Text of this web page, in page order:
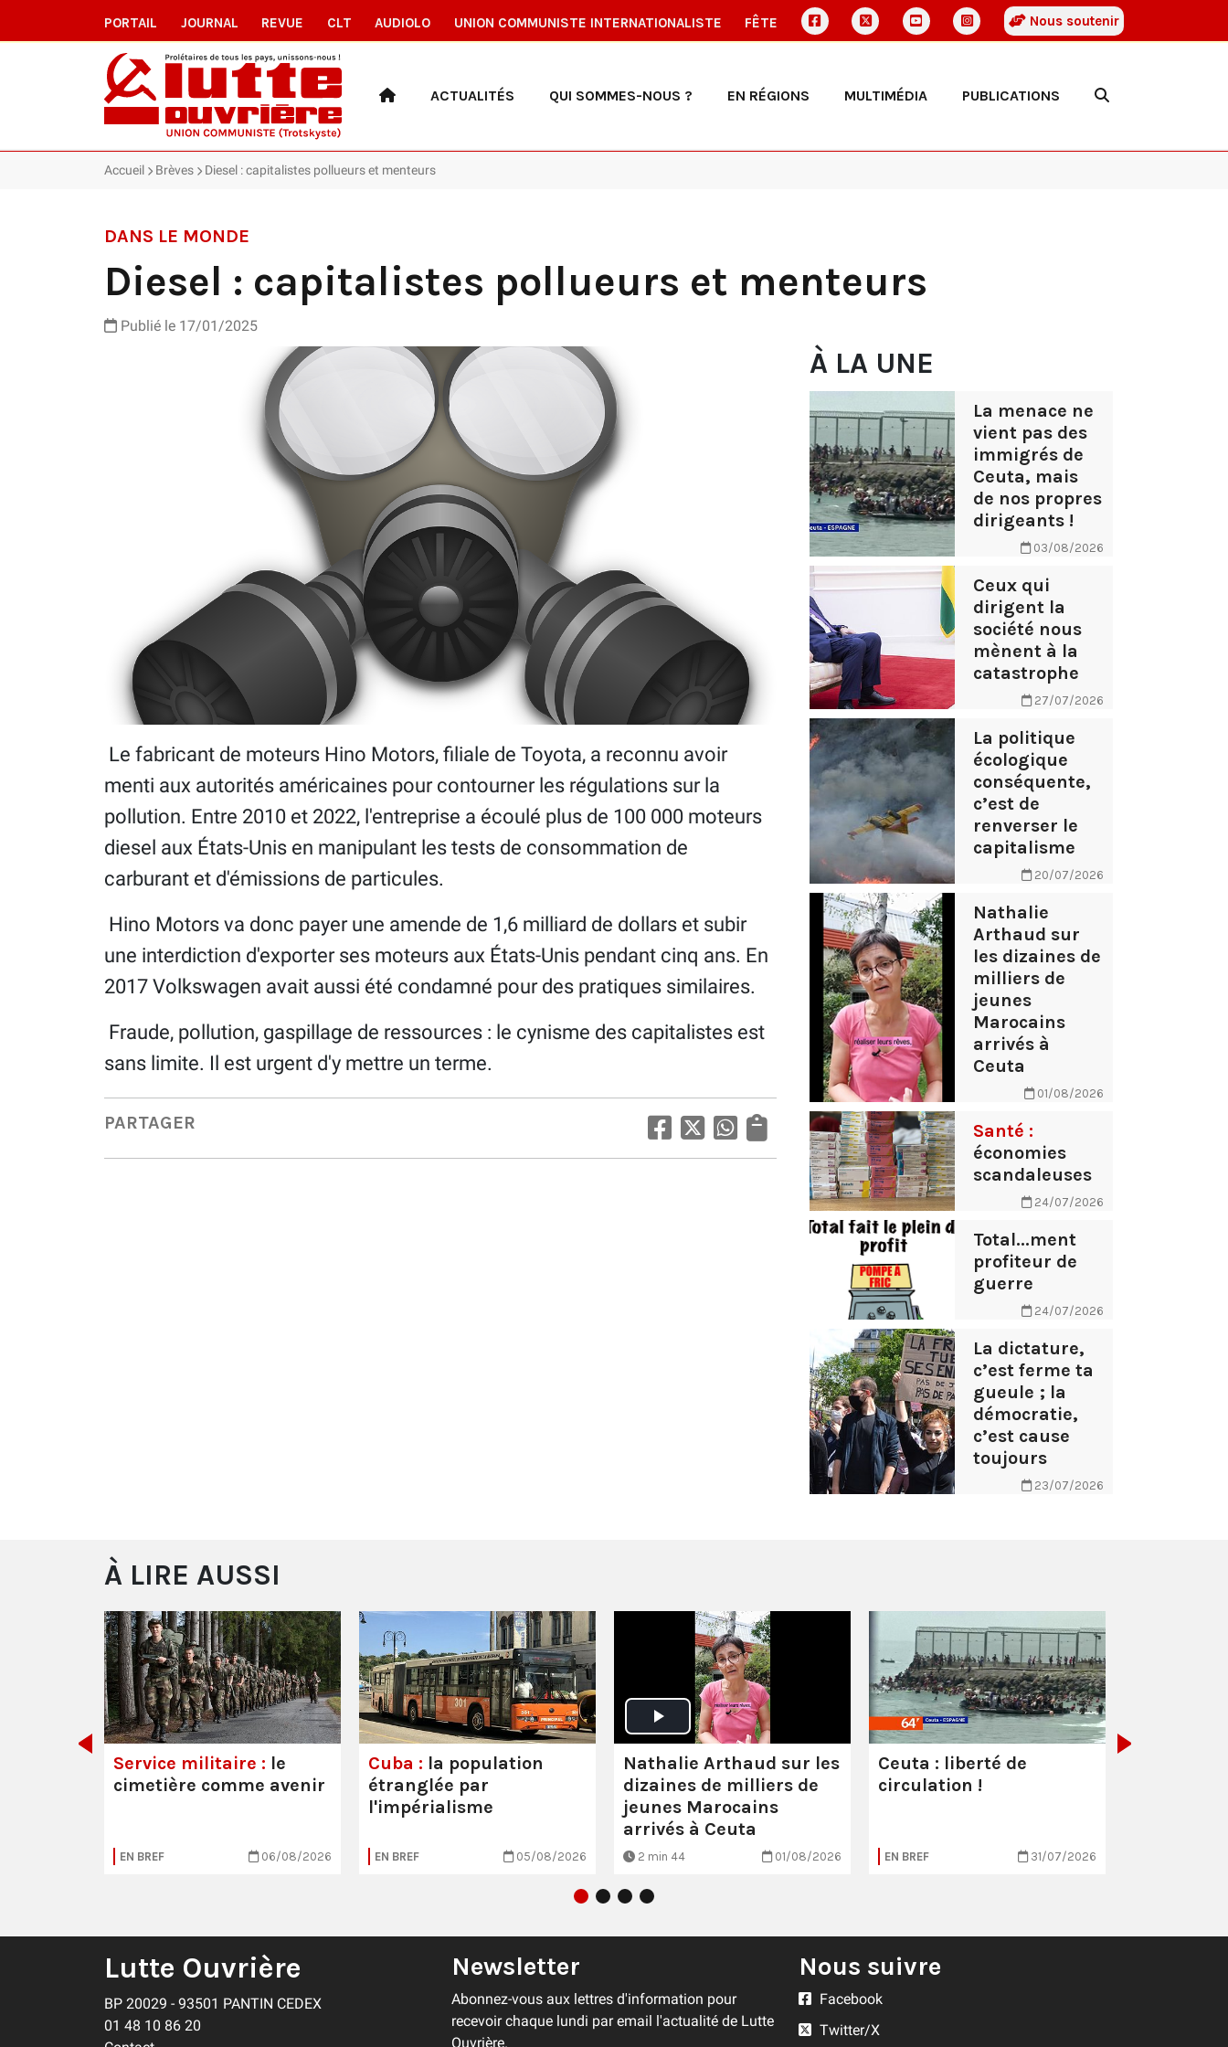
PORTAIL JOURNAL REVUE CLT AUDIOLO UNION COMMUNISTE INTERNATIONALISTE FÊTE Nous soutenir
ACTUALITÉS QUI SOMMES-NOUS ? EN RÉGIONS MULTIMÉDIA PUBLICATIONS
Accueil Brèves Diesel : capitalistes pollueurs et menteurs
DANS LE MONDE
Diesel : capitalistes pollueurs et menteurs
Publié le 17/01/2025
Le fabricant de moteurs Hino Motors, filiale de Toyota, a reconnu avoir
menti aux autorités américaines pour contourner les régulations sur la
pollution. Entre 2010 et 2022, l'entreprise a écoulé plus de 100 000 moteurs
diesel aux États-Unis en manipulant les tests de consommation de
carburant et d'émissions de particules.
Hino Motors va donc payer une amende de 1,6 milliard de dollars et subir
une interdiction d'exporter ses moteurs aux États-Unis pendant cinq ans. En
2017 Volkswagen avait aussi été condamné pour des pratiques similaires.
Fraude, pollution, gaspillage de ressources : le cynisme des capitalistes est
sans limite. Il est urgent d'y mettre un terme.
PARTAGER
À LA UNE
La menace ne
vient pas des
immigrés de
Ceuta, mais
de nos propres
dirigeants !
03/08/2026
Ceux qui
dirigent la
société nous
mènent à la
catastrophe
27/07/2026
La politique
écologique
conséquente,
c’est de
renverser le
capitalisme
20/07/2026
Nathalie
Arthaud sur
les dizaines de
milliers de
jeunes
Marocains
arrivés à
Ceuta
01/08/2026
Santé :
économies
scandaleuses
24/07/2026
Total...ment
profiteur de
guerre
24/07/2026
La dictature,
c’est ferme ta
gueule ; la
démocratie,
c’est cause
toujours
23/07/2026
À LIRE AUSSI
Service militaire : le
cimetière comme avenir
EN BREF 06/08/2026
Cuba : la population
étranglée par
l'impérialisme
EN BREF 05/08/2026
Nathalie Arthaud sur les
dizaines de milliers de
jeunes Marocains
arrivés à Ceuta
2 min 44 01/08/2026
Ceuta : liberté de
circulation !
EN BREF 31/07/2026
Lutte Ouvrière
BP 20029 - 93501 PANTIN CEDEX
01 48 10 86 20
Newsletter
Abonnez-vous aux lettres d'information pour
recevoir chaque lundi par email l'actualité de Lutte
Ouvrière.
Nous suivre
Facebook
Twitter/X